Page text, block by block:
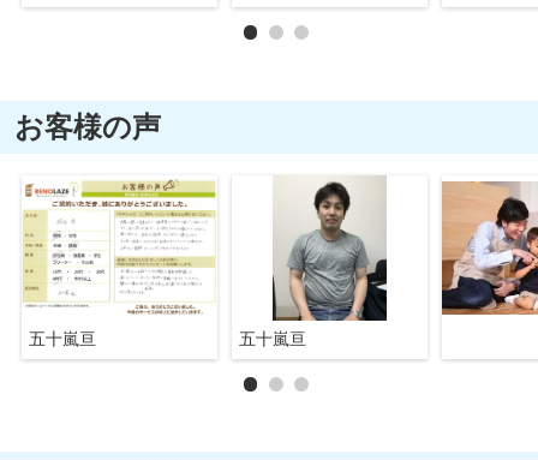
お客様の声
五十嵐亘 五十嵐亘